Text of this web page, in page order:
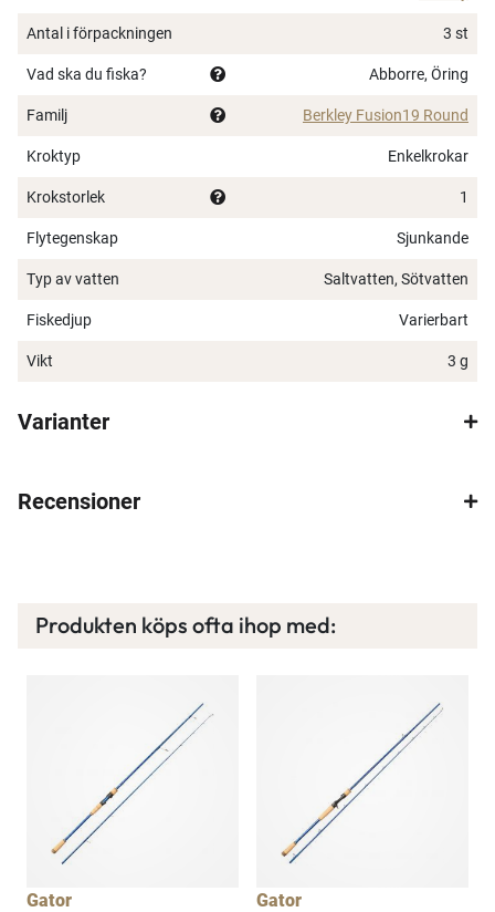
Ett exklusivt medlemskap med många förmåner.
Bättre priser, fri frakt på alla ordrar, bonuscheck
Läs mer här
×
Antal i förpackningen 3 st
Vad ska du fiska? Abborre, Öring
Familj Berkley Fusion19 Round
Kroktyp Enkelkrokar
Krokstorlek 1
Flytegenskap Sjunkande
Typ av vatten Saltvatten, Sötvatten
Fiskedjup Varierbart
Vikt 3 g
Varianter
Recensioner
Produkten köps ofta ihop med:
Gator Gator